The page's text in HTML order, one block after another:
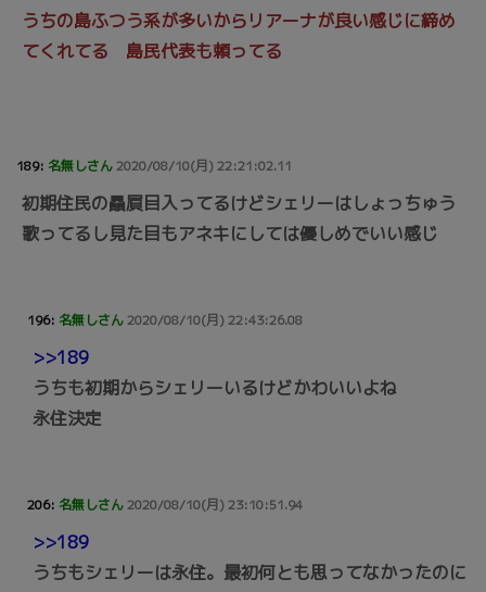
うちの島ふつう系が多いからリアーナが良い感じに締め
てくれてる 島民代表も頼ってる
189: 名無しさん2020/08/10(月) 22:21:02.11
初期住民の贔屓目入ってるけどシェリーはしょっちゅう
歌ってるし見た目もアネキにしては優しめでいい感じ
196: 名無しさん2020/08/10(月) 22:43:26.08
>>189
うちも初期からシェリーいるけどかわいいよね
永住決定
206: 名無しさん2020/08/10(月) 23:10:51.94
>>189
うちもシェリーは永住。最初何とも思ってなかったのに